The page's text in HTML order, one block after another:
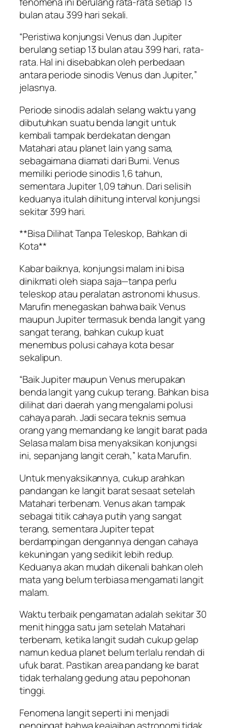
bulan atau 399 hari sekali.
“Peristiwa konjungsi Venus dan Jupiter
berulang setiap 13 bulan atau 399 hari, rata-
rata. Hal ini disebabkan oleh perbedaan
antara periode sinodis Venus dan Jupiter,”
jelasnya.
Periode sinodis adalah selang waktu yang
dibutuhkan suatu benda langit untuk
kembali tampak berdekatan dengan
Matahari atau planet lain yang sama,
sebagaimana diamati dari Bumi. Venus
memiliki periode sinodis 1,6 tahun,
sementara Jupiter 1,09 tahun. Dari selisih
keduanya itulah dihitung interval konjungsi
sekitar 399 hari.
**Bisa Dilihat Tanpa Teleskop, Bahkan di
Kota**
Kabar baiknya, konjungsi malam ini bisa
dinikmati oleh siapa saja—tanpa perlu
teleskop atau peralatan astronomi khusus.
Marufin menegaskan bahwa baik Venus
maupun Jupiter termasuk benda langit yang
sangat terang, bahkan cukup kuat
menembus polusi cahaya kota besar
sekalipun.
“Baik Jupiter maupun Venus merupakan
benda langit yang cukup terang. Bahkan bisa
dilihat dari daerah yang mengalami polusi
cahaya parah. Jadi secara teknis semua
orang yang memandang ke langit barat pada
Selasa malam bisa menyaksikan konjungsi
ini, sepanjang langit cerah,” kata Marufin.
Untuk menyaksikannya, cukup arahkan
pandangan ke langit barat sesaat setelah
Matahari terbenam. Venus akan tampak
sebagai titik cahaya putih yang sangat
terang, sementara Jupiter tepat
berdampingan dengannya dengan cahaya
kekuningan yang sedikit lebih redup.
Keduanya akan mudah dikenali bahkan oleh
mata yang belum terbiasa mengamati langit
malam.
Waktu terbaik pengamatan adalah sekitar 30
menit hingga satu jam setelah Matahari
terbenam, ketika langit sudah cukup gelap
namun kedua planet belum terlalu rendah di
ufuk barat. Pastikan area pandang ke barat
tidak terhalang gedung atau pepohonan
tinggi.
Fenomena langit seperti ini menjadi
pengingat bahwa keajaiban astronomi tidak